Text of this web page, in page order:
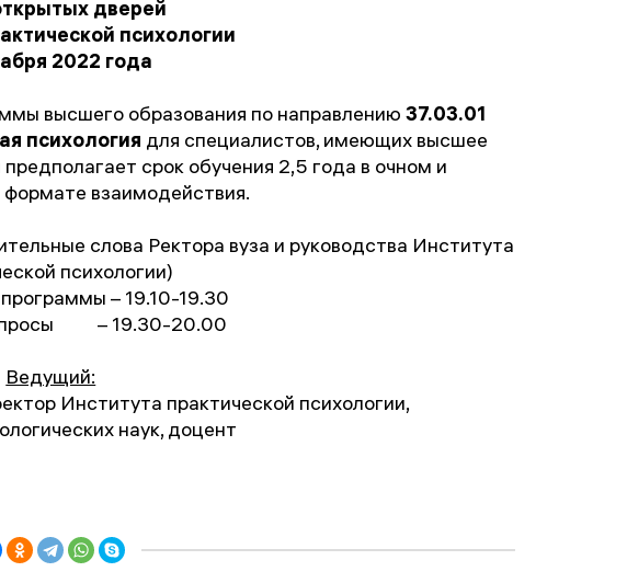
дверей
психологии
2022 года
высшего образования по направлению37.03.01
психология для специалистов, имеющих высшее
срок обучения 2,5 года в очном и
взаимодействия.
слова Ректора вуза и руководства Института
психологии)
– 19.10-19.30
– 19.30-20.00
Ведущий:
Института практической психологии,
наук, доцент